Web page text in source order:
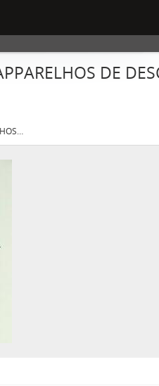
DE
APERFEIÇOAMENTOS EM APPARELHOS DE DESCARGA DE ELECTRÕES